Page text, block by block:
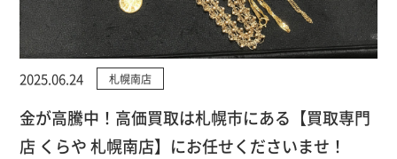
2025.06.24 札幌南店
金が高騰中！高価買取は札幌市にある【買取専門
店 くらや 札幌南店】にお任せくださいませ！